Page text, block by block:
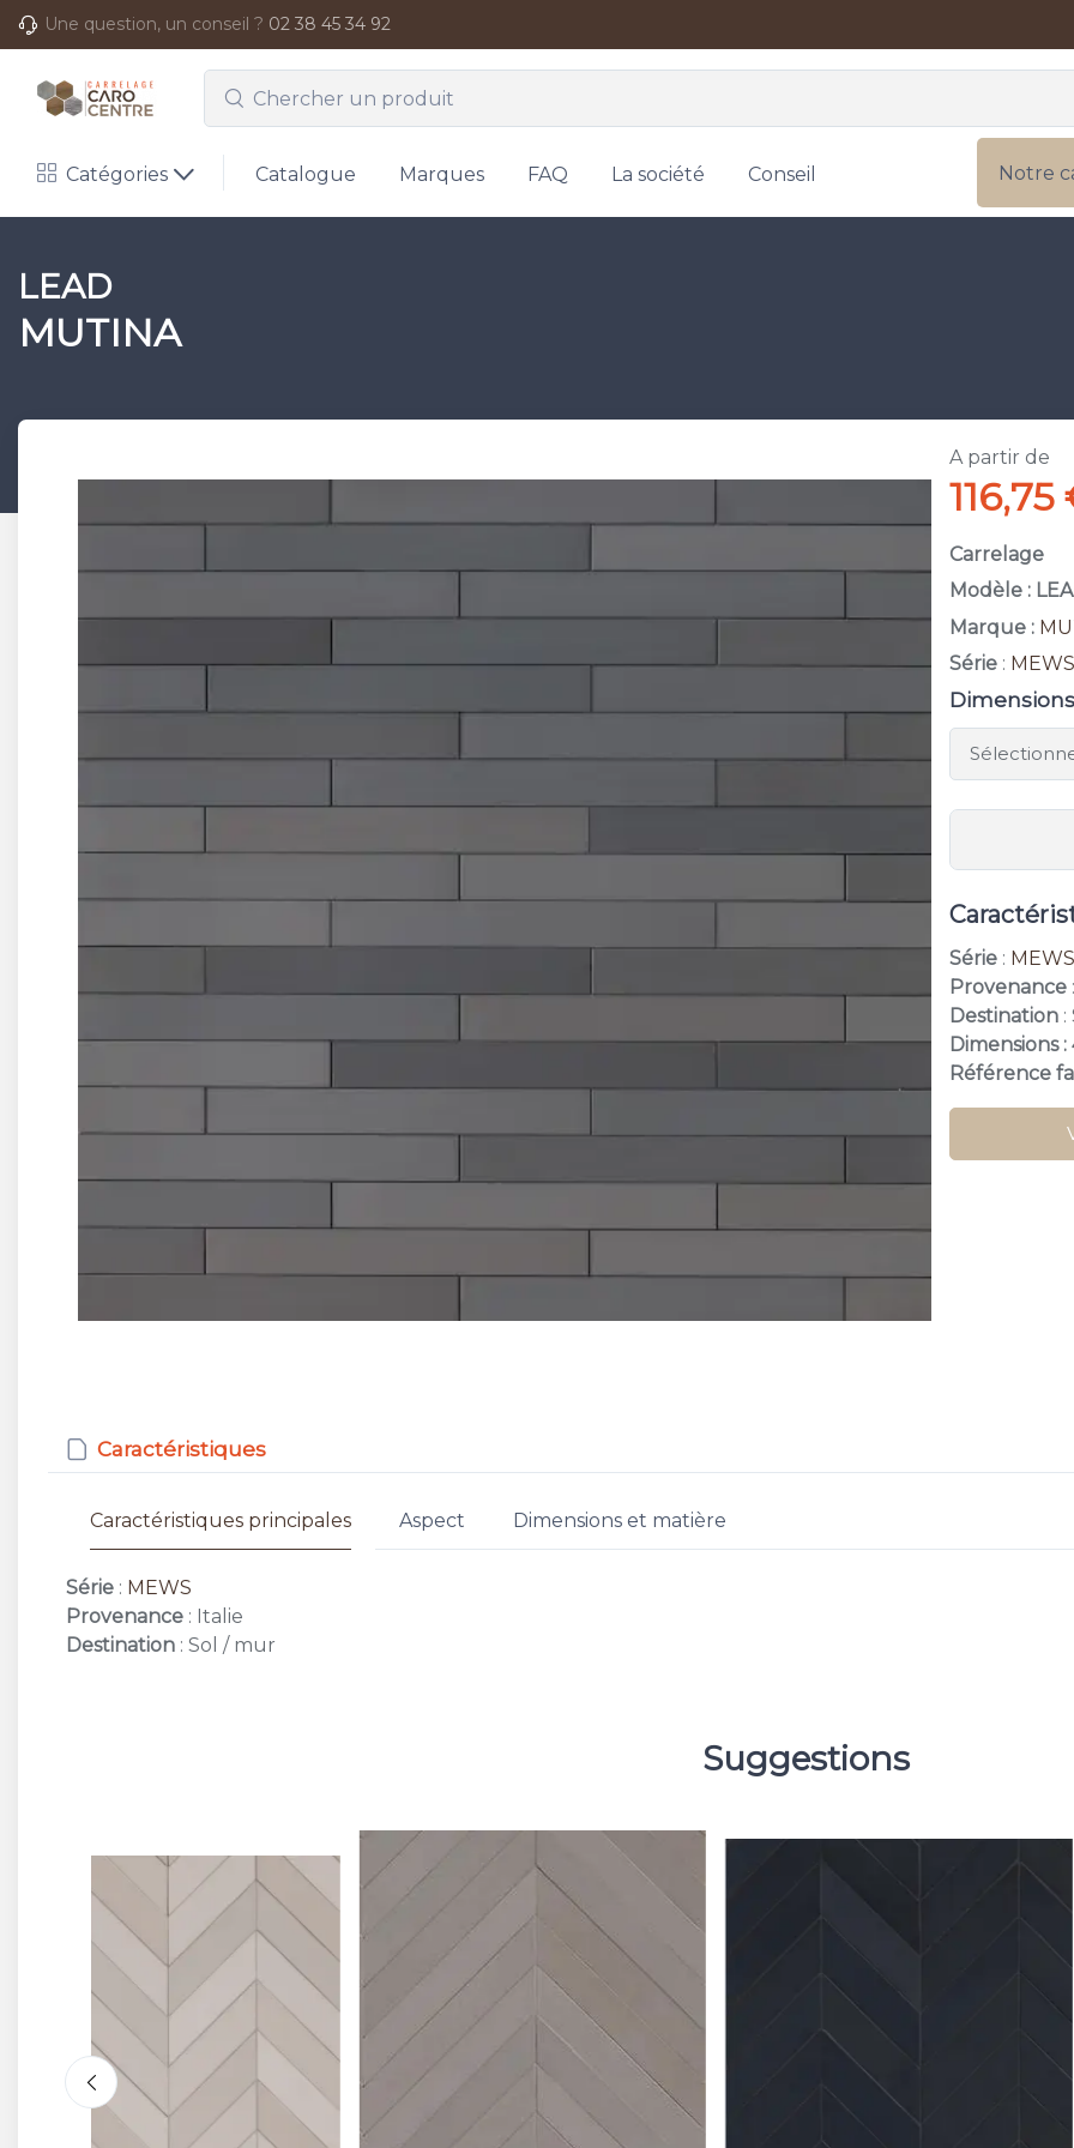
Une question, un conseil ? 02 38 45 34 92
Catégories Catalogue Marques FAQ La société Conseil Notre
LEAD
MUTINA
A partir de
116,75
Carrelage
Modèle :
Marque :
Série : MEWS
Dimensions
Série : MEWS
Provenance
Destination :
Dimensions :
Référence
Caractéristiques
Caractéristiques principales Aspect Dimensions et matière
Série : MEWS
Provenance : Italie
Destination : Sol / mur
Suggestions